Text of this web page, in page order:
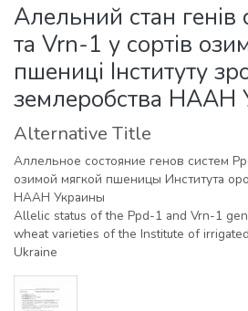
Statistics
Алельний стан генів
та Vrn-1 у сортів
пшениці Інституту
землеробства НААН
Alternative Title
Аллельное состояние генов систем
озимой мягкой пшеницы Института
НААН Украины
Allelic status of the Ppd-1 and Vrn-1
wheat varieties of the Institute of
Ukraine